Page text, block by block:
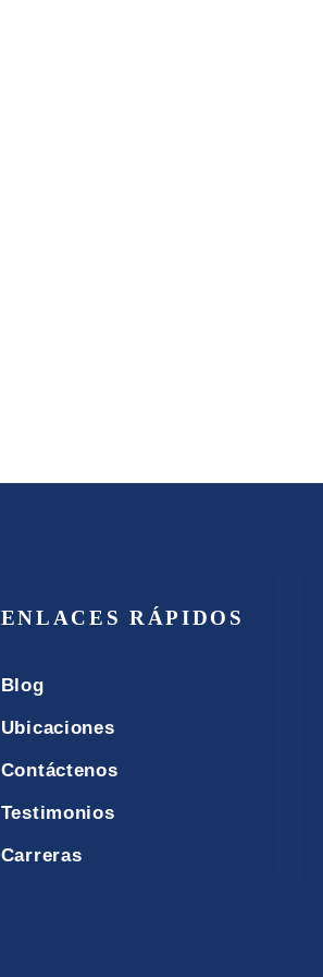
ENLACES RÁPIDOS
Blog
Ubicaciones
Contáctenos
Testimonios
Carreras